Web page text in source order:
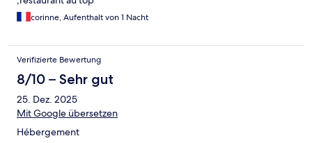
corinne, Aufenthalt von 1 Nacht
Verifizierte Bewertung
8/10 – Sehr gut
25. Dez. 2025
Mit Google übersetzen
Hébergement